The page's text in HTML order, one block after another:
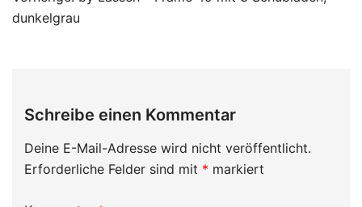
dunkelgrau
Schreibe einen Kommentar
Deine E-Mail-Adresse wird nicht veröffentlicht.
Erforderliche Felder sind mit * markiert